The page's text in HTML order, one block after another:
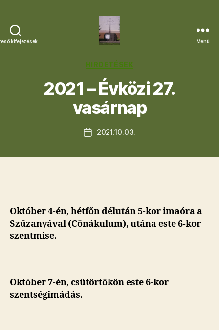
kifejezések
Egyházközség
Menü
Kategóriák
HIRDETÉSEK
2021 – Évközi 27.
vasárnap
Bejegyzés
2021.10.03.
Október 4-én, hétfőn délután 5-kor imaóra a
Szűzanyával (Cönákulum), utána este 6-kor
szentmise.
Október 7-én, csütörtökön este 6-kor
szentségimádás.